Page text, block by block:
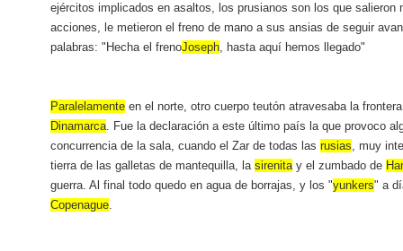
ejércitos implicados en asaltos, los prusianos son los que salieron
acciones, le metieron el freno de mano a sus ansias de seguir
palabras: "Hecha el frenoJoseph, hasta aquí hemos llegado"
Paralelamente en el norte, otro cuerpo teutón atravesaba la
Dinamarca. Fue la declaración a este último país la que provoco
concurrencia de la sala, cuando el Zar de todas lasrusias, muy
tierra de las galletas de mantequilla, lasirenitay el zumbado de
guerra. Al final todo quedo en agua de borrajas, y los "yunkers" a
Copenague.